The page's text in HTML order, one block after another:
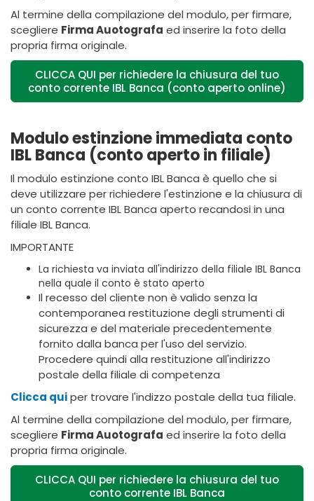
Al termine della compilazione del modulo, per firmare,
scegliere Firma Auotografa ed inserire la foto della
propria firma originale.
CLICCA QUI per richiedere la chiusura del tuo
conto corrente IBL Banca (conto aperto online)
Modulo estinzione immediata conto
IBL Banca (conto aperto in filiale)
Il modulo estinzione conto IBL Banca è quello che si
deve utilizzare per richiedere l'estinzione e la chiusura di
un conto corrente IBL Banca aperto recandosi in una
filiale IBL Banca.
IMPORTANTE
La richiesta va inviata all'indirizzo della filiale IBL Banca
nella quale il conto è stato aperto
Il recesso del cliente non è valido senza la
contemporanea restituzione degli strumenti di
sicurezza e del materiale precedentemente
fornito dalla banca per l'uso del servizio.
Procedere quindi alla restituzione all'indirizzo
postale della filiale di competenza
Clicca quiper trovare l'indizzo postale della tua filiale.
Al termine della compilazione del modulo, per firmare,
scegliere Firma Auotografa ed inserire la foto della
propria firma originale.
CLICCA QUI per richiedere la chiusura del tuo
conto corrente IBL Banca